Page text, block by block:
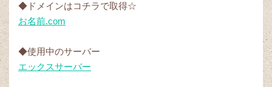
◆ドメインはコチラで取得☆
お名前.com
◆使用中のサーバー
エックスサーバー